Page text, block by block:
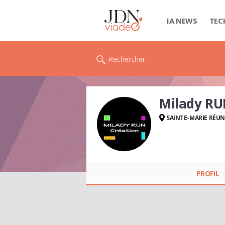
IA NEWS
Rechercher
CRÉATION
Milady
SAINTE-MARIE
PROFIL